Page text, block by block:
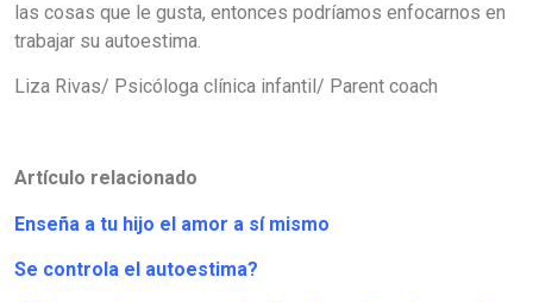
las cosas que le gusta, entonces podríamos enfocarnos en
trabajar su autoestima.
Liza Rivas/ Psicóloga clínica infantil/ Parent coach
Artículo relacionado
Enseña a tu hijo el amor a sí mismo
Se controla el autoestima?